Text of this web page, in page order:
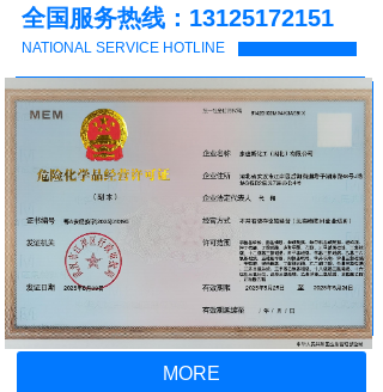
着“诚信经营、互惠发展”的原
则，在产品上严把质量关，塑
作双赢，有情有利”的经营原
则来开拓、培育发展市场，公
司信誉至上。
康迪斯化工有限公司严格把
控安全生产管理，以及对仓
储、运输的有效控制，通过国
家安全生产监督局评估，获颁
《危险化学品经营许可证》。
合同、保证产品质量，期待与
各大业界同行合作共赢。
全国服务热线：13125172151
NATIONAL SERVICE HOTLINE
MORE